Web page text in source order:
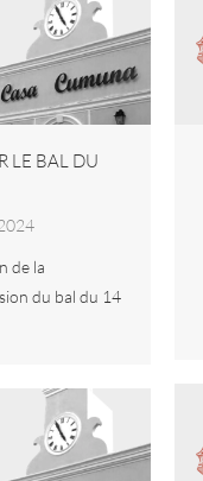
LE BAL DU
de la
du bal du 14